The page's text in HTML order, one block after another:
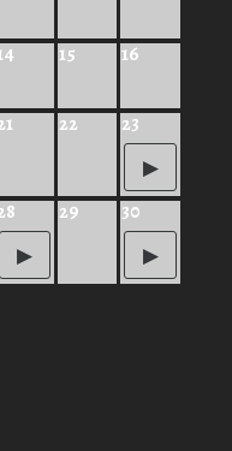
15 16
22 23
29 30